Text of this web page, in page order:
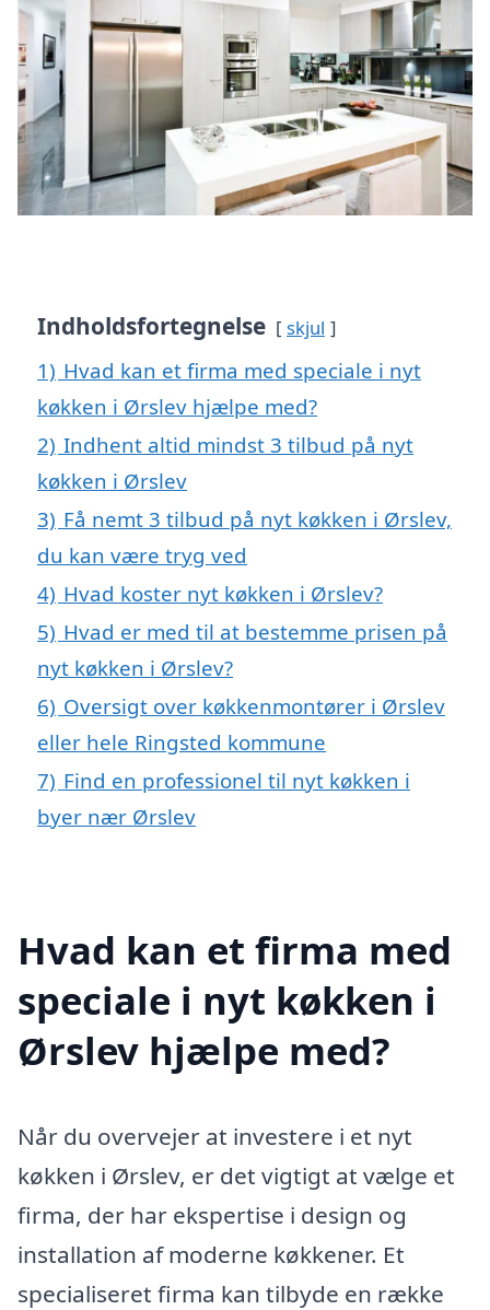
Indholdsfortegnelse skjul
1) Hvad kan et firma med speciale i nyt
køkken i Ørslev hjælpe med?
2) Indhent altid mindst 3 tilbud på nyt
køkken i Ørslev
3) Få nemt 3 tilbud på nyt køkken i Ørslev,
du kan være tryg ved
4) Hvad koster nyt køkken i Ørslev?
5) Hvad er med til at bestemme prisen på
nyt køkken i Ørslev?
6) Oversigt over køkkenmontører i Ørslev
eller hele Ringsted kommune
7) Find en professionel til nyt køkken i
byer nær Ørslev
Hvad kan et firma med
speciale i nyt køkken i
Ørslev hjælpe med?
Når du overvejer at investere i et nyt
køkken i Ørslev, er det vigtigt at vælge et
firma, der har ekspertise i design og
installation af moderne køkkener. Et
specialiseret firma kan tilbyde en række